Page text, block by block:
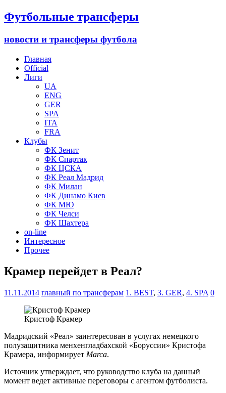
Футбольные трансферы
новости и трансферы футбола
Главная
Official
Лиги
UA
ENG
GER
SPA
ITA
FRA
Клубы
ФК Зенит
ФК Спартак
ФК ЦСКА
ФК Реал Мадрид
ФК Милан
ФК Динамо Киев
ФК МЮ
ФК Челси
ФК Шахтера
on-line
Интересное
Прочее
Крамер перейдет в Реал?
11.11.2014 главный по трансферам 1. BEST, 3. GER, 4. SPA 0
Кристоф Крамер
Мадридский «Реал» заинтересован в услугах немецкого
полузащитника менхенгладбахской «Боруссии» Кристофа
Крамера, информирует Marca.
Источник утверждает, что руководство клуба на данный
момент ведет активные переговоры с агентом футболиста.